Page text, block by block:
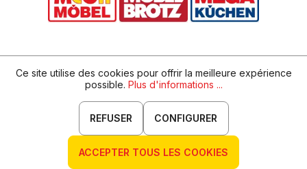
Ce site utilise des cookies pour offrir la meilleure expérience
possible. Plus d'informations ...
REFUSER CONFIGURER
ACCEPTER TOUS LES COOKIES